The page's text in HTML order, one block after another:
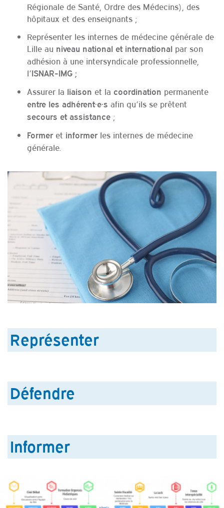
Régionale de Santé, Ordre des Médecins), des
hôpitaux et des enseignants ;
Représenter les internes de médecine générale de
Lille au niveau national et international par son
adhésion à une intersyndicale professionnelle,
l’ISNAR-IMG ;
Assurer la liaison et la coordination permanente
entre les adhérent·e·s afin qu’ils se prêtent
secours et assistance ;
Former et informer les internes de médecine
générale.
Représenter
Défendre
Informer